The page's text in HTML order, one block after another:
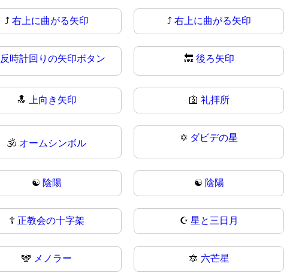
⤴️ 右上に曲がる矢印 ⤴ 右上に曲がる矢印
反時計回りの矢印ボタン 🔙 後ろ矢印
🔝 上向き矢印 🛐 礼拝所
🕉 オームシンボル
✡️ ダビデの星
☯️ 陰陽 ☯ 陰陽
☦ 正教会の十字架 ☪️ 星と三日月
🕎 メノラー 🔯 六芒星